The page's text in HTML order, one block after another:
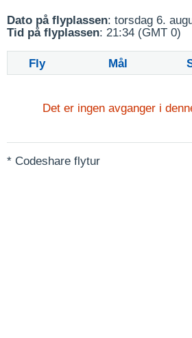
Dato på flyplassen: torsdag 6.
Tid på flyplassen: 21:34 (GMT 0)
Fly Mål
Det er ingen avganger i
* Codeshare flytur